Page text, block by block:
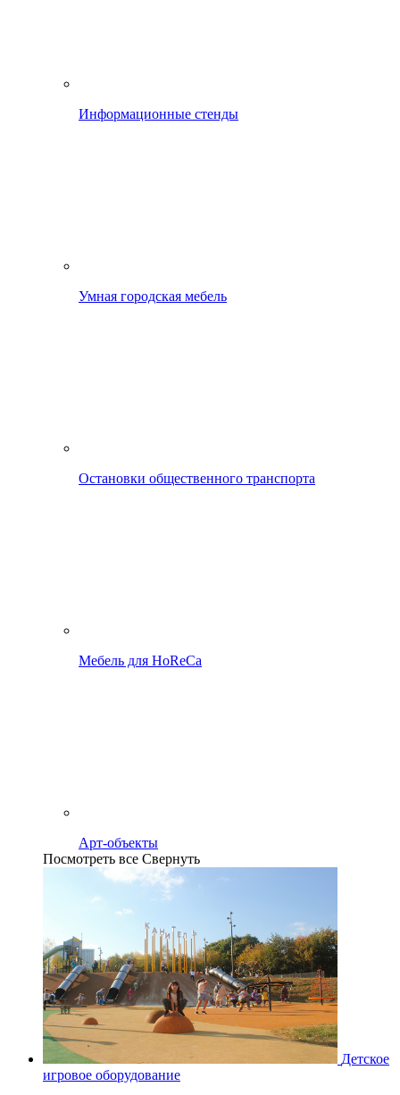
Информационные стенды
Умная городская мебель
Остановки общественного транспорта
Мебель для HoReCa
Арт-объекты
Посмотреть все Свернуть
Детское
игровое оборудование